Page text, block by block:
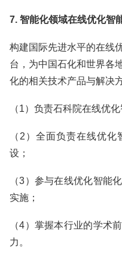
7. 智能化领域在线优化智
构建国际先进水平的在线
台，为中国石化和世界各
化的相关技术产品与解决
（1）负责石科院在线优
（2）全面负责在线优
设；
（3）参与在线优化智能
实施；
（4）掌握本行业的学术
力。